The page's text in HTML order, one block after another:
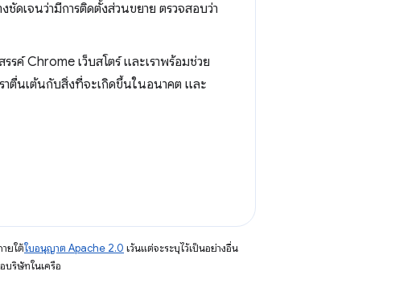
ดเจนว่ามีการติดตั้งส่วนขยาย ตรวจสอบว่า
Chrome เว็บสโตร์ และเราพร้อมช่วย
ตื่นเต้นกับสิ่งที่จะเกิดขึ้นในอนาคต และ
ยใต้ใบอนุญาต Apache 2.0 เว้นแต่จะระบุไว้เป็นอย่างอื่น
บริษัทในเครือ